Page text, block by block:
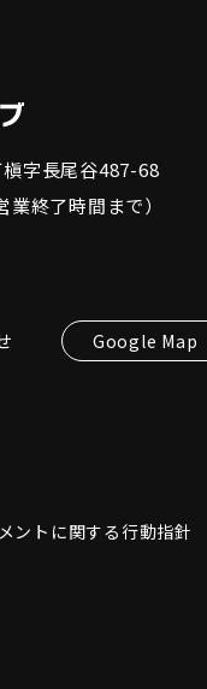
字長尾谷487-68
業終了時間まで）
Google Map
ントに関する行動指針